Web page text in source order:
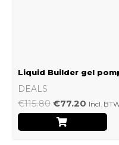
Liquid Builder gel
DEALS
€115.80 €77.20 Incl.